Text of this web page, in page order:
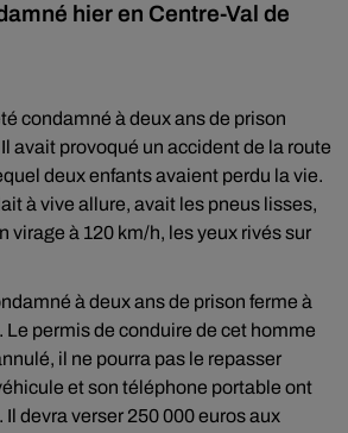
hier en Centre-Val de
condamné à deux ans de prison
Il avait provoqué un accident de la route
deux enfants avaient perdu la vie.
à vive allure, avait les pneus lisses,
virage à 120 km/h, les yeux rivés sur
à deux ans de prison ferme à
Le permis de conduire de cet homme
il ne pourra pas le repasser
et son téléphone portable ont
devra verser 250 000 euros aux